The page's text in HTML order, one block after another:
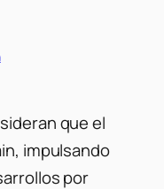
que el
impulsando
por